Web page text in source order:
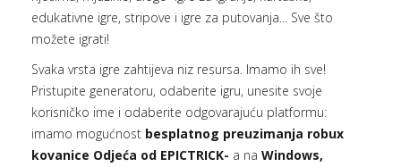
edukativne igre, stripove i igre za putovanja... Sve što
možete igrati!
Svaka vrsta igre zahtijeva niz resursa. Imamo ih sve!
Pristupite generatoru, odaberite igru, unesite svoje
korisničko ime i odaberite odgovarajuću platformu:
imamo mogućnost besplatnog preuzimanja robux
kovanice Odjeća od EPICTRICK- a na Windows,